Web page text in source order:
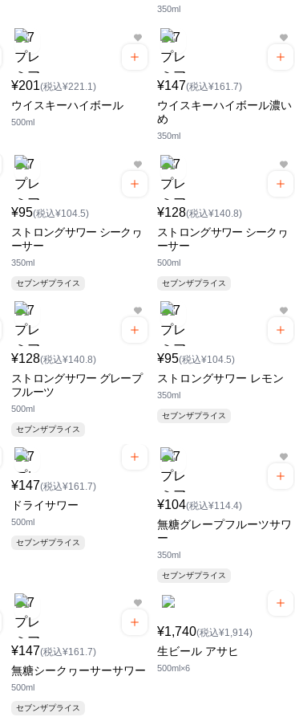
350ml
¥201(税込¥221.1)
ウイスキーハイボール
500ml
¥147(税込¥161.7)
ウイスキーハイボール濃い
め
350ml
¥95(税込¥104.5)
ストロングサワー シークヮ
ーサー
350ml
セブンザプライス
¥128(税込¥140.8)
ストロングサワー シークヮ
ーサー
500ml
セブンザプライス
¥128(税込¥140.8)
ストロングサワー グレープ
フルーツ
500ml
セブンザプライス
¥95(税込¥104.5)
ストロングサワー レモン
350ml
セブンザプライス
¥147(税込¥161.7)
ドライサワー
500ml
セブンザプライス
¥104(税込¥114.4)
無糖グレープフルーツサワ
ー
350ml
セブンザプライス
¥147(税込¥161.7)
無糖シークヮーサーサワー
500ml
セブンザプライス
¥1,740(税込¥1,914)
生ビール アサヒ
500ml×6